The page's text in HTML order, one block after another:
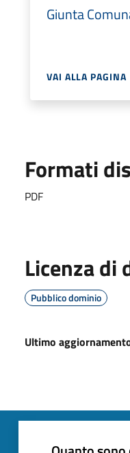
Giunta
VAI ALLA PAGINA
Formati
PDF
Licenza di
Pubblico dominio
Ultimo